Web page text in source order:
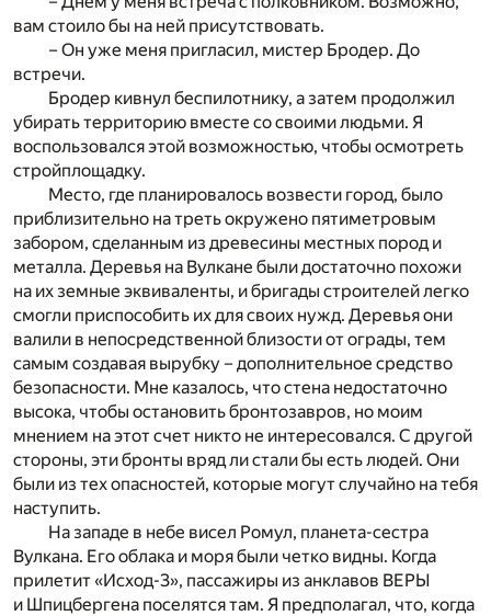
вам стоило бы на ней присутствовать.
– Он уже меня пригласил, мистер Бродер. До
встречи.
Бродер кивнул беспилотнику, а затем продолжил
убирать территорию вместе со своими людьми. Я
воспользовался этой возможностью, чтобы осмотреть
стройплощадку.
Место, где планировалось возвести город, было
приблизительно на треть окружено пятиметровым
забором, сделанным из древесины местных пород и
металла. Деревья на Вулкане были достаточно похожи
на их земные эквиваленты, и бригады строителей легко
смогли приспособить их для своих нужд. Деревья они
валили в непосредственной близости от ограды, тем
самым создавая вырубку – дополнительное средство
безопасности. Мне казалось, что стена недостаточно
высока, чтобы остановить бронтозавров, но моим
мнением на этот счет никто не интересовался. С другой
стороны, эти бронты вряд ли стали бы есть людей. Они
были из тех опасностей, которые могут случайно на тебя
наступить.
На западе в небе висел Ромул, планета-сестра
Вулкана. Его облака и моря были четко видны. Когда
прилетит «Исход-3», пассажиры из анклавов ВЕРЫ
и Шпицбергена поселятся там. Я предполагал, что, когда